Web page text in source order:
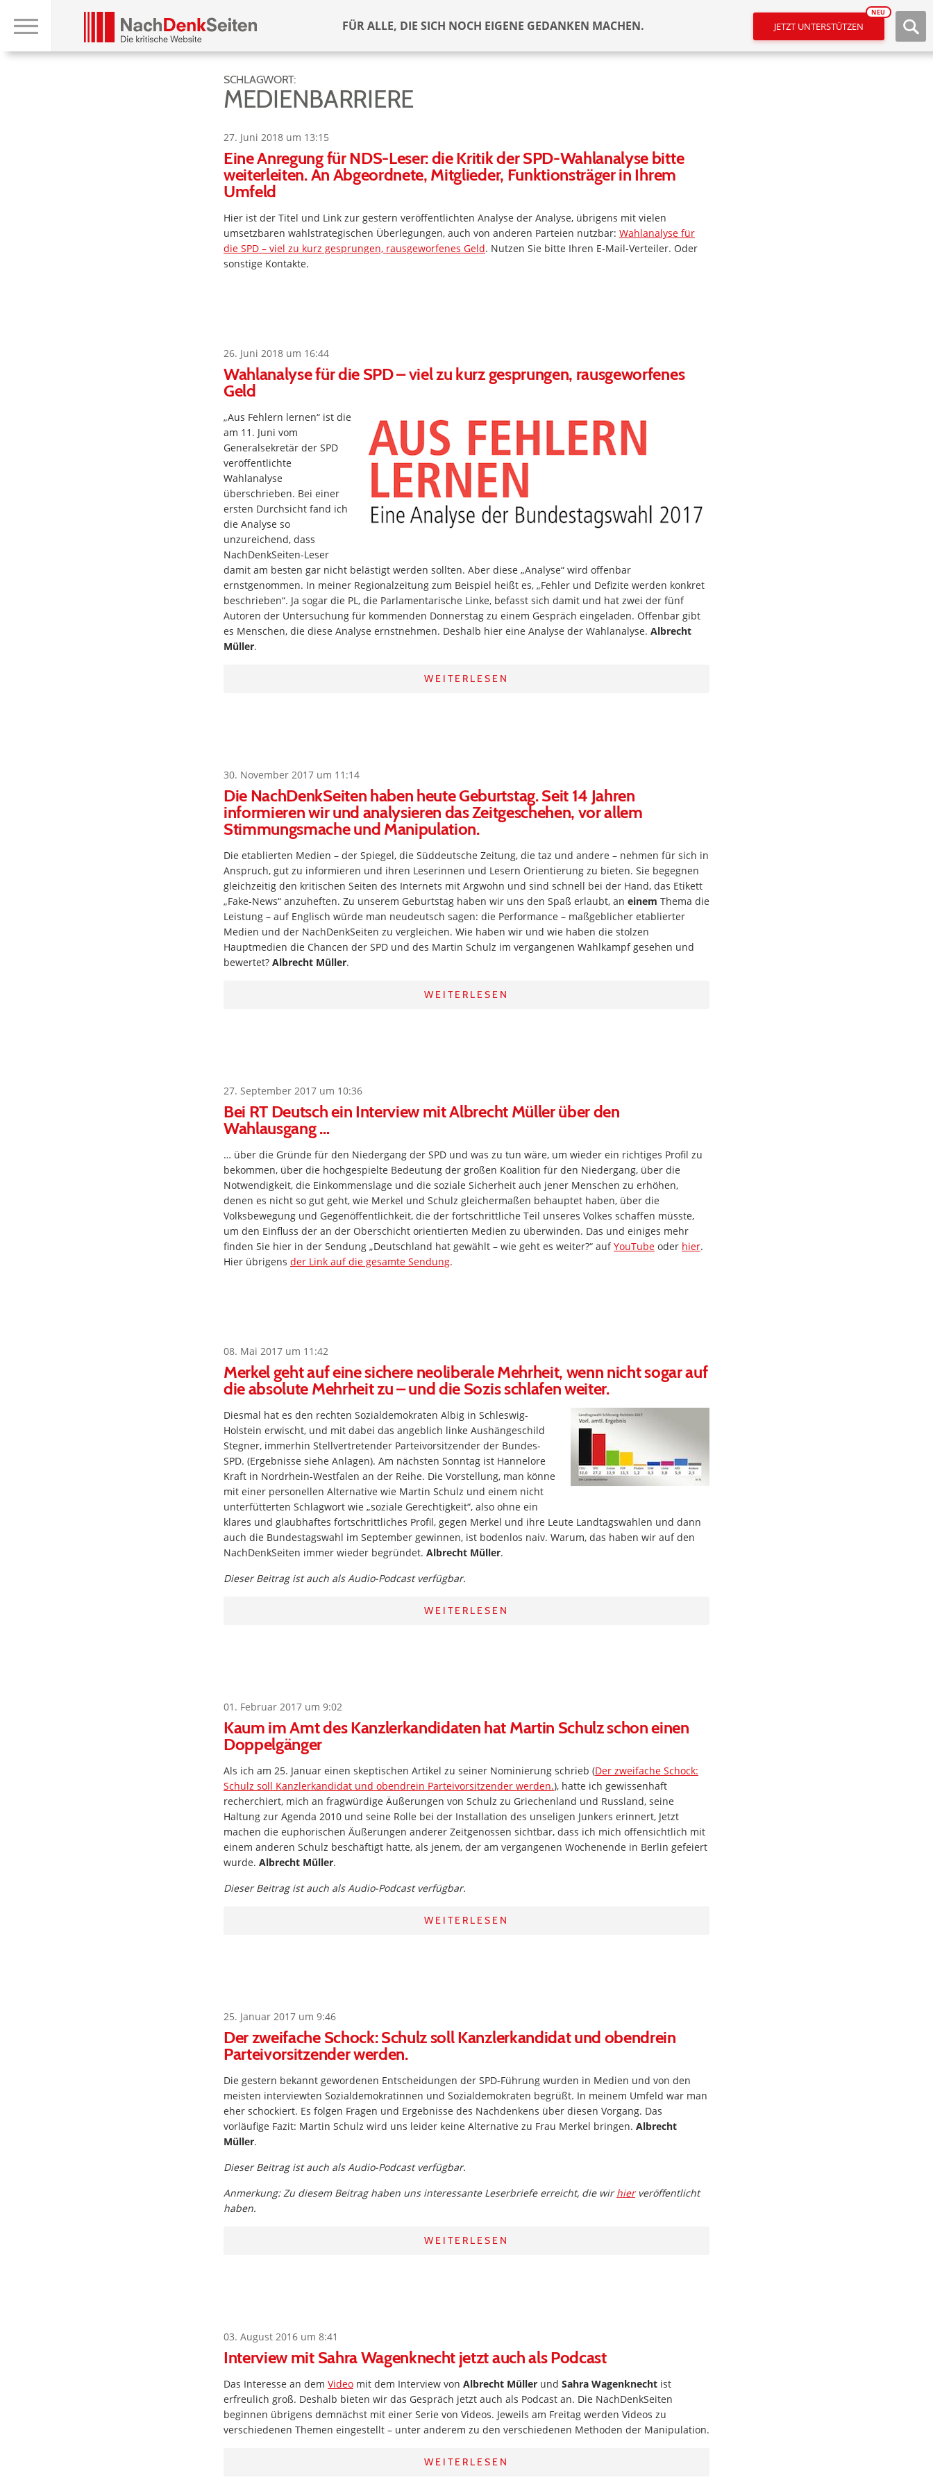
FÜR ALLE, DIE SICH NOCH EIGENE GEDANKEN MACHEN. JETZT UNTERSTÜTZEN
NEU
SCHLAGWORT:
MEDIENBARRIERE
27. Juni 2018 um 13:15
Eine Anregung für NDS-Leser: die Kritik der SPD-Wahlanalyse bitte
weiterleiten. An Abgeordnete, Mitglieder, Funktionsträger in Ihrem
Umfeld
Hier ist der Titel und Link zur gestern veröffentlichten Analyse der Analyse, übrigens mit vielen
umsetzbaren wahlstrategischen Überlegungen, auch von anderen Parteien nutzbar: Wahlanalyse für
die SPD – viel zu kurz gesprungen, rausgeworfenes Geld. Nutzen Sie bitte Ihren E-Mail-Verteiler. Oder
sonstige Kontakte.
26. Juni 2018 um 16:44
Wahlanalyse für die SPD – viel zu kurz gesprungen, rausgeworfenes
Geld
„Aus Fehlern lernen“ ist die
am 11. Juni vom
Generalsekretär der SPD
veröffentlichte
Wahlanalyse
überschrieben. Bei einer
ersten Durchsicht fand ich
die Analyse so
unzureichend, dass
NachDenkSeiten-Leser
damit am besten gar nicht belästigt werden sollten. Aber diese „Analyse“ wird offenbar
ernstgenommen. In meiner Regionalzeitung zum Beispiel heißt es, „Fehler und Defizite werden konkret
beschrieben“. Ja sogar die PL, die Parlamentarische Linke, befasst sich damit und hat zwei der fünf
Autoren der Untersuchung für kommenden Donnerstag zu einem Gespräch eingeladen. Offenbar gibt
es Menschen, die diese Analyse ernstnehmen. Deshalb hier eine Analyse der Wahlanalyse. Albrecht
Müller.
WEITERLESEN
30. November 2017 um 11:14
Die NachDenkSeiten haben heute Geburtstag. Seit 14 Jahren
informieren wir und analysieren das Zeitgeschehen, vor allem
Stimmungsmache und Manipulation.
Die etablierten Medien – der Spiegel, die Süddeutsche Zeitung, die taz und andere – nehmen für sich in
Anspruch, gut zu informieren und ihren Leserinnen und Lesern Orientierung zu bieten. Sie begegnen
gleichzeitig den kritischen Seiten des Internets mit Argwohn und sind schnell bei der Hand, das Etikett
„Fake-News“ anzuheften. Zu unserem Geburtstag haben wir uns den Spaß erlaubt, an einem Thema die
Leistung – auf Englisch würde man neudeutsch sagen: die Performance – maßgeblicher etablierter
Medien und der NachDenkSeiten zu vergleichen. Wie haben wir und wie haben die stolzen
Hauptmedien die Chancen der SPD und des Martin Schulz im vergangenen Wahlkampf gesehen und
bewertet? Albrecht Müller.
WEITERLESEN
27. September 2017 um 10:36
Bei RT Deutsch ein Interview mit Albrecht Müller über den
Wahlausgang …
… über die Gründe für den Niedergang der SPD und was zu tun wäre, um wieder ein richtiges Profil zu
bekommen, über die hochgespielte Bedeutung der großen Koalition für den Niedergang, über die
Notwendigkeit, die Einkommenslage und die soziale Sicherheit auch jener Menschen zu erhöhen,
denen es nicht so gut geht, wie Merkel und Schulz gleichermaßen behauptet haben, über die
Volksbewegung und Gegenöffentlichkeit, die der fortschrittliche Teil unseres Volkes schaffen müsste,
um den Einfluss der an der Oberschicht orientierten Medien zu überwinden. Das und einiges mehr
finden Sie hier in der Sendung „Deutschland hat gewählt – wie geht es weiter?“ aufYouTube oder hier.
Hier übrigens der Link auf die gesamte Sendung.
08. Mai 2017 um 11:42
Merkel geht auf eine sichere neoliberale Mehrheit, wenn nicht sogar auf
die absolute Mehrheit zu – und die Sozis schlafen weiter.
Diesmal hat es den rechten Sozialdemokraten Albig in Schleswig-
Holstein erwischt, und mit dabei das angeblich linke Aushängeschild
Stegner, immerhin Stellvertretender Parteivorsitzender der Bundes-
SPD. (Ergebnisse siehe Anlagen). Am nächsten Sonntag ist Hannelore
Kraft in Nordrhein-Westfalen an der Reihe. Die Vorstellung, man könne
mit einer personellen Alternative wie Martin Schulz und einem nicht
unterfütterten Schlagwort wie „soziale Gerechtigkeit“, also ohne ein
klares und glaubhaftes fortschrittliches Profil, gegen Merkel und ihre Leute Landtagswahlen und dann
auch die Bundestagswahl im September gewinnen, ist bodenlos naiv. Warum, das haben wir auf den
NachDenkSeiten immer wieder begründet. Albrecht Müller.
Dieser Beitrag ist auch als Audio-Podcast verfügbar.
WEITERLESEN
01. Februar 2017 um 9:02
Kaum im Amt des Kanzlerkandidaten hat Martin Schulz schon einen
Doppelgänger
Als ich am 25. Januar einen skeptischen Artikel zu seiner Nominierung schrieb (Der zweifache Schock:
Schulz soll Kanzlerkandidat und obendrein Parteivorsitzender werden.), hatte ich gewissenhaft
recherchiert, mich an fragwürdige Äußerungen von Schulz zu Griechenland und Russland, seine
Haltung zur Agenda 2010 und seine Rolle bei der Installation des unseligen Junkers erinnert, Jetzt
machen die euphorischen Äußerungen anderer Zeitgenossen sichtbar, dass ich mich offensichtlich mit
einem anderen Schulz beschäftigt hatte, als jenem, der am vergangenen Wochenende in Berlin gefeiert
wurde. Albrecht Müller.
Dieser Beitrag ist auch als Audio-Podcast verfügbar.
WEITERLESEN
25. Januar 2017 um 9:46
Der zweifache Schock: Schulz soll Kanzlerkandidat und obendrein
Parteivorsitzender werden.
Die gestern bekannt gewordenen Entscheidungen der SPD-Führung wurden in Medien und von den
meisten interviewten Sozialdemokratinnen und Sozialdemokraten begrüßt. In meinem Umfeld war man
eher schockiert. Es folgen Fragen und Ergebnisse des Nachdenkens über diesen Vorgang. Das
vorläufige Fazit: Martin Schulz wird uns leider keine Alternative zu Frau Merkel bringen. Albrecht
Müller.
Dieser Beitrag ist auch als Audio-Podcast verfügbar.
Anmerkung: Zu diesem Beitrag haben uns interessante Leserbriefe erreicht, die wirhierveröffentlicht
haben.
WEITERLESEN
03. August 2016 um 8:41
Interview mit Sahra Wagenknecht jetzt auch als Podcast
Das Interesse an dem Video mit dem Interview von Albrecht Müller und Sahra Wagenknecht ist
erfreulich groß. Deshalb bieten wir das Gespräch jetzt auch als Podcast an. Die NachDenkSeiten
beginnen übrigens demnächst mit einer Serie von Videos. Jeweils am Freitag werden Videos zu
verschiedenen Themen eingestellt – unter anderem zu den verschiedenen Methoden der Manipulation.
WEITERLESEN